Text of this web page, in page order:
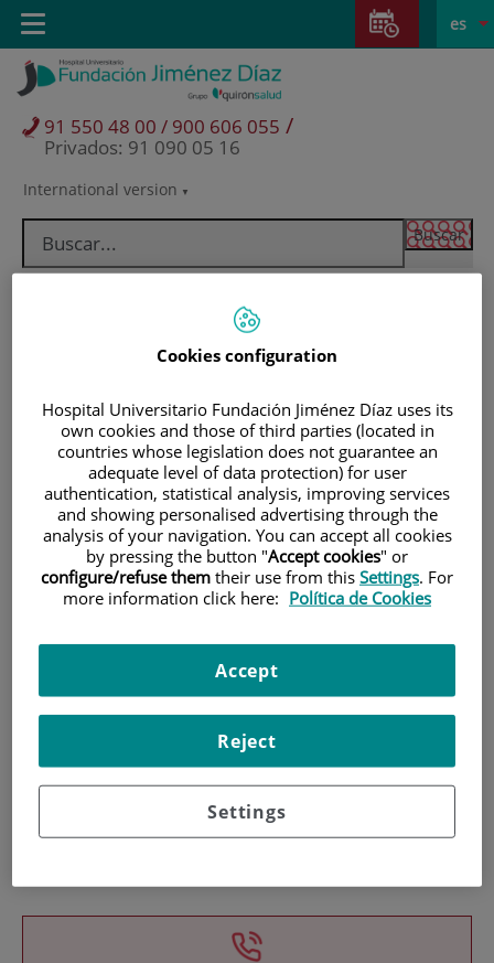
Saltar al contenido
Saltar
contenido
Selector
idioma
activo
es
International version
91 550 48 00 / 900 606 055 /
Privados: 91 090 05 16
Toggle
navigation
Pacientes y visitantes
Investigación
Cookies configuration
Hospital Universitario Fundación Jiménez Díaz uses its
own cookies and those of third parties (located in
countries whose legislation does not guarantee an
adequate level of data protection) for user
authentication, statistical analysis, improving services
and showing personalised advertising through the
analysis of your navigation. You can accept all cookies
by pressing the button "Accept cookies" or
configure/refuse them their use from this Settings. For
more information click here: Política de Cookies
Settings
Reject
Accept